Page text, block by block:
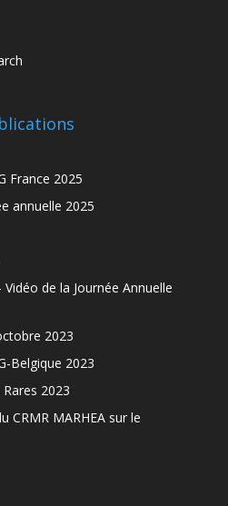
France 2025
annuelle 2025
de la Journée Annuelle
2023
Belgique 2023
2023
CRMR MARHEA sur le